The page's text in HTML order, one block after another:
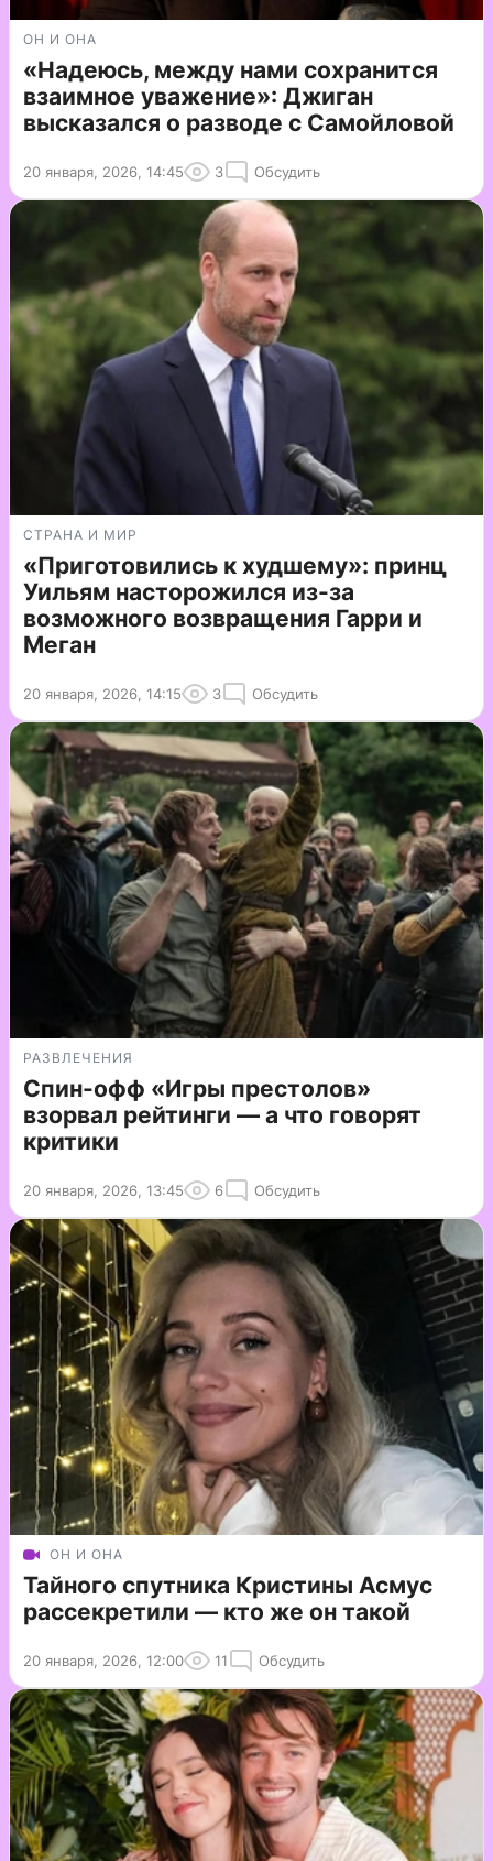
ОН И ОНА
«Надеюсь, между нами сохранится
взаимное уважение»: Джиган
высказался о разводе с Самойловой
20 января, 2026, 14:45 3 Обсудить
СТРАНА И МИР
«Приготовились к худшему»: принц
Уильям насторожился из-за
возможного возвращения Гарри и
Меган
20 января, 2026, 14:15 3 Обсудить
РАЗВЛЕЧЕНИЯ
Спин-офф «Игры престолов»
взорвал рейтинги — а что говорят
критики
20 января, 2026, 13:45 6 Обсудить
ОН И ОНА
Тайного спутника Кристины Асмус
рассекретили — кто же он такой
20 января, 2026, 12:00 11 Обсудить